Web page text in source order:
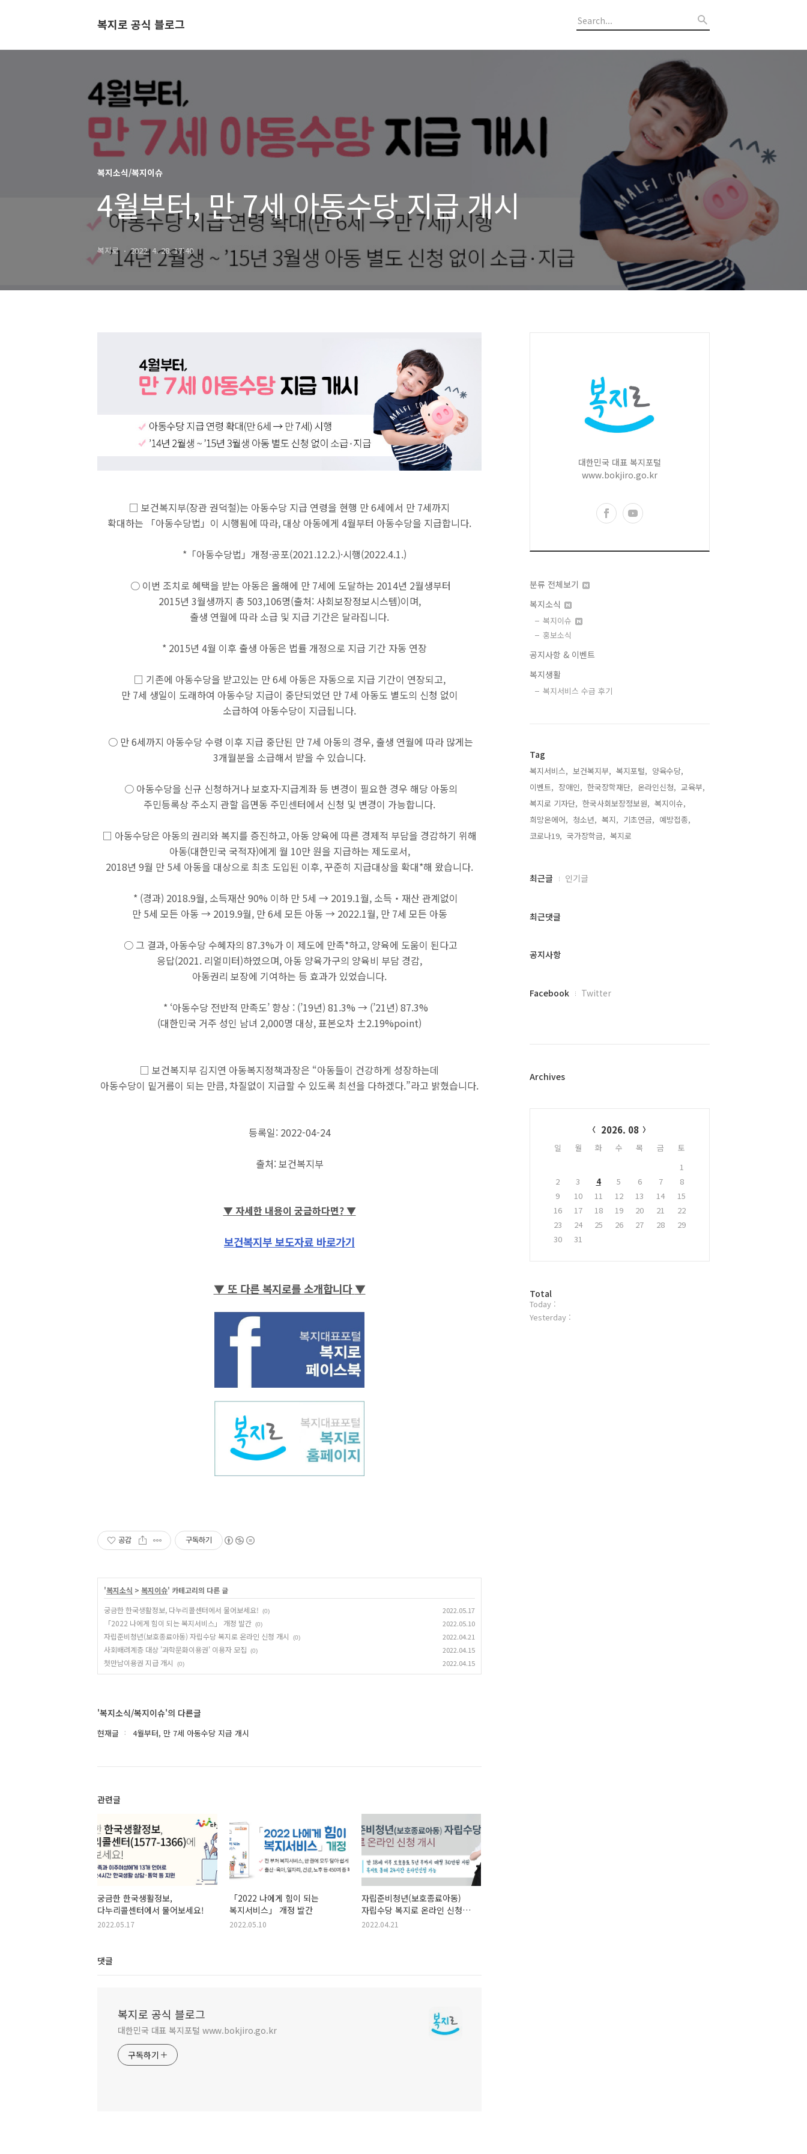
복지로 공식 블로그
복지소식/복지이슈
4월부터, 만 7세 아동수당 지급 개시
복지로 2022. 4. 28. 17:40
□ 보건복지부(장관 권덕철)는 아동수당 지급 연령을 현행 만 6세에서 만 7세까지
확대하는 「아동수당법」이 시행됨에 따라, 대상 아동에게 4월부터 아동수당을 지급합니다.
*「아동수당법」개정·공포(2021.12.2.)·시행(2022.4.1.)
○ 이번 조치로 혜택을 받는 아동은 올해에 만 7세에 도달하는 2014년 2월생부터
2015년 3월생까지 총 503,106명(출처: 사회보장정보시스템)이며,
출생 연월에 따라 소급 및 지급 기간은 달라집니다.
* 2015년 4월 이후 출생 아동은 법률 개정으로 지급 기간 자동 연장
□ 기존에 아동수당을 받고있는 만 6세 아동은 자동으로 지급 기간이 연장되고,
만 7세 생일이 도래하여 아동수당 지급이 중단되었던 만 7세 아동도 별도의 신청 없이
소급하여 아동수당이 지급됩니다.
○ 만 6세까지 아동수당 수령 이후 지급 중단된 만 7세 아동의 경우, 출생 연월에 따라 많게는
3개월분을 소급해서 받을 수 있습니다.
○ 아동수당을 신규 신청하거나 보호자·지급계좌 등 변경이 필요한 경우 해당 아동의
주민등록상 주소지 관할 읍면동 주민센터에서 신청 및 변경이 가능합니다.
□ 아동수당은 아동의 권리와 복지를 증진하고, 아동 양육에 따른 경제적 부담을 경감하기 위해
아동(대한민국 국적자)에게 월 10만 원을 지급하는 제도로서,
2018년 9월 만 5세 아동을 대상으로 최초 도입된 이후, 꾸준히 지급대상을 확대*해 왔습니다.
* (경과) 2018.9월, 소득재산 90% 이하 만 5세 → 2019.1월, 소득‧재산 관계없이
만 5세 모든 아동 → 2019.9월, 만 6세 모든 아동 → 2022.1월, 만 7세 모든 아동
○ 그 결과, 아동수당 수혜자의 87.3%가 이 제도에 만족*하고, 양육에 도움이 된다고
응답(2021. 리얼미터)하였으며, 아동 양육가구의 양육비 부담 경감,
아동권리 보장에 기여하는 등 효과가 있었습니다.
* ‘아동수당 전반적 만족도’ 향상 : (’19년) 81.3% → (’21년) 87.3%
(대한민국 거주 성인 남녀 2,000명 대상, 표본오차 ±2.19%point)
□ 보건복지부 김지연 아동복지정책과장은 “아동들이 건강하게 성장하는데
아동수당이 밑거름이 되는 만큼, 차질없이 지급할 수 있도록 최선을 다하겠다.”라고 밝혔습니다.
등록일: 2022-04-24
출처: 보건복지부
▼ 자세한 내용이 궁금하다면?▼
보건복지부 보도자료 바로가기
▼ 또 다른 복지로를 소개합니다 ▼
공감 구독하기
'복지소식 > 복지이슈' 카테고리의 다른 글
궁금한 한국생활정보, 다누리콜센터에서 물어보세요!
(0) 2022.05.17
「2022 나에게 힘이 되는 복지서비스」 개정 발간 (0) 2022.05.10
자립준비청년(보호종료아동) 자립수당 복지로 온라인 신청 개시 (0) 2022.04.21
사회배려계층 대상 '과학문화이용권' 이용자 모집 (0) 2022.04.15
첫만남이용권 지급 개시 (0) 2022.04.15
'복지소식/복지이슈'의 다른글
현재글 4월부터, 만 7세 아동수당 지급 개시
관련글
궁금한 한국생활정보,
다누리콜센터에서 물어보세요!
2022.05.17
「2022 나에게 힘이 되는
복지서비스」 개정 발간
2022.05.10
자립준비청년(보호종료아동)
자립수당 복지로 온라인 신청
개시
2022.04.21
댓글
복지로 공식 블로그
대한민국 대표 복지포털 www.bokjiro.go.kr
구독하기
대한민국 대표 복지포털
www.bokjiro.go.kr
분류 전체보기
복지소식
복지이슈
홍보소식
공지사항 & 이벤트
복지생활
복지서비스 수급 후기
Tag
복지서비스, 보건복지부, 복지포털, 양육수당,
이벤트, 장애인, 한국장학재단, 온라인신청, 교육부,
복지로 기자단, 한국사회보장정보원, 복지이슈,
희망온에어, 청소년, 복지, 기초연금, 예방접종,
코로나19, 국가장학금, 복지로,
최
과
글
최근글 인기글
최근댓글
공지사항
페
플
Facebook Twitter
Archives
2026. 08
일 월 화 수 목 금
토
1
2
3 4 5 6 7
8
9
10 11 12 13 14
15
16
17 18 19 20 21
22
23
24 25 26 27 28
29
30
31
방
문
자
Total
Today :
Yesterday :